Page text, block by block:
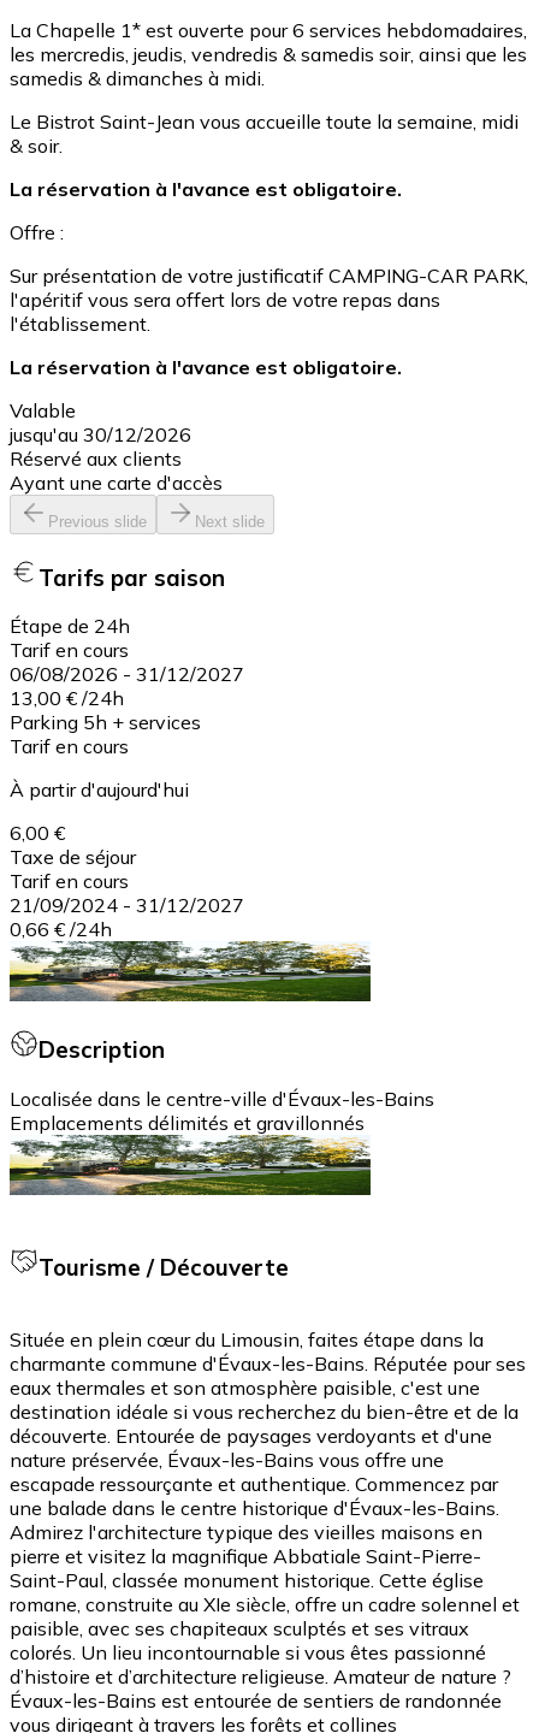
La Chapelle 1* est ouverte pour 6 services hebdomadaires,
les mercredis, jeudis, vendredis & samedis soir, ainsi que les
samedis & dimanches à midi.
Le Bistrot Saint-Jean vous accueille toute la semaine, midi
& soir.
La réservation à l'avance est obligatoire.
Offre :
Sur présentation de votre justificatif CAMPING-CAR PARK,
l'apéritif vous sera offert lors de votre repas dans
l'établissement.
La réservation à l'avance est obligatoire.
Valable
jusqu'au 30/12/2026
Réservé aux clients
Ayant une carte d'accès
Previous slide Next slide
Tarifs par saison
Étape de 24h
Tarif en cours
06/08/2026 - 31/12/2027
13,00 € /24h
Parking 5h + services
Tarif en cours
À partir d'aujourd'hui
6,00 €
Taxe de séjour
Tarif en cours
21/09/2024 - 31/12/2027
0,66 € /24h
Description
Localisée dans le centre-ville d'Évaux-les-Bains
Emplacements délimités et gravillonnés
Tourisme / Découverte
Située en plein cœur du Limousin, faites étape dans la
charmante commune d'Évaux-les-Bains. Réputée pour ses
eaux thermales et son atmosphère paisible, c'est une
destination idéale si vous recherchez du bien-être et de la
découverte. Entourée de paysages verdoyants et d'une
nature préservée, Évaux-les-Bains vous offre une
escapade ressourçante et authentique. Commencez par
une balade dans le centre historique d'Évaux-les-Bains.
Admirez l'architecture typique des vieilles maisons en
pierre et visitez la magnifique Abbatiale Saint-Pierre-
Saint-Paul, classée monument historique. Cette église
romane, construite au XIe siècle, offre un cadre solennel et
paisible, avec ses chapiteaux sculptés et ses vitraux
colorés. Un lieu incontournable si vous êtes passionné
d’histoire et d’architecture religieuse. Amateur de nature ?
Évaux-les-Bains est entourée de sentiers de randonnée
vous dirigeant à travers les forêts et collines